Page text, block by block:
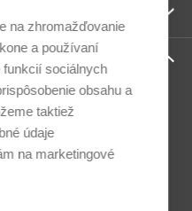
na zhromažďovanie
a používaní
sociálnych
obsahu a
taktiež
údaje
na marketingové